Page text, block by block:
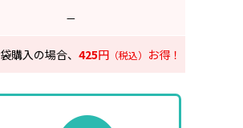
—
袋購入の場合、 425円 （税込） お得！